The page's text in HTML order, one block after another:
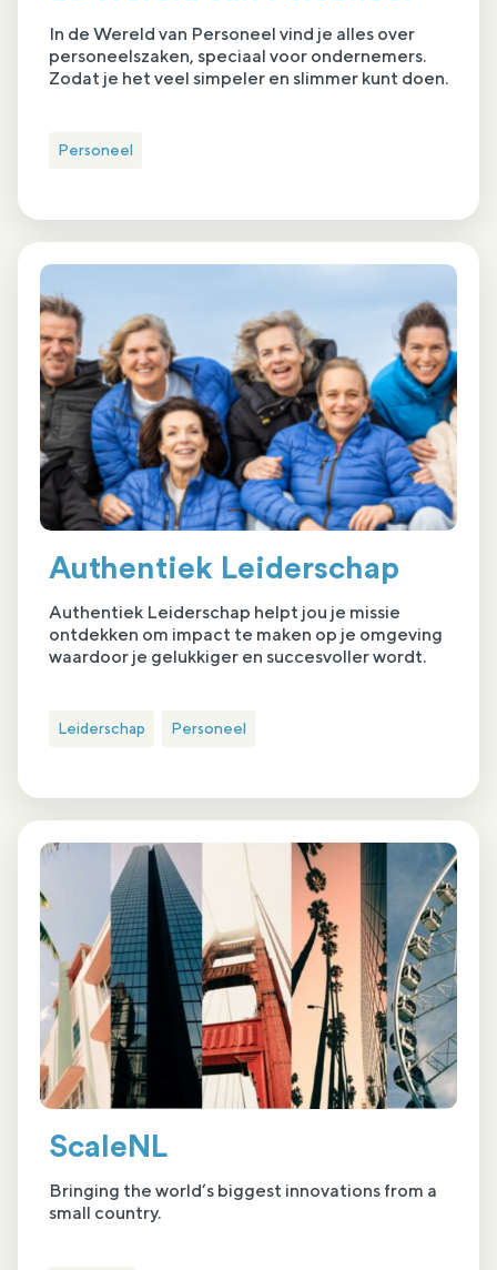
In de Wereld van Personeel vind je alles over
personeelszaken, speciaal voor ondernemers.
Zodat je het veel simpeler en slimmer kunt doen.
Personeel
Authentiek Leiderschap
Authentiek Leiderschap helpt jou je missie
ontdekken om impact te maken op je omgeving
waardoor je gelukkiger en succesvoller wordt.
Leiderschap Personeel
ScaleNL
Bringing the world’s biggest innovations from a
small country.